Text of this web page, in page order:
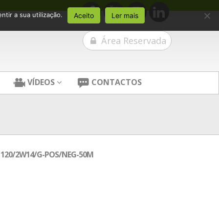
Área Reservada
VÍDEOS CONTACTOS
120/2W14/G-POS/NEG-50M
a sua utilização. Aceito Ler mais